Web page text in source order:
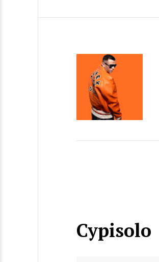
Cypisolo